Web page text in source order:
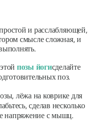
и расслабляющей,
смысле сложная, и
позы йогисделайте
поз.
лёжа на коврике для
сделав несколько
напряжение с мышц.